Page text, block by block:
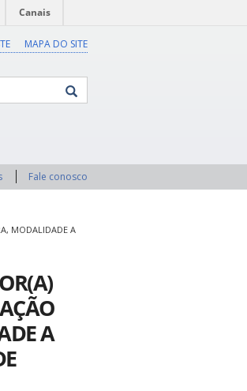
Canais
MAPA DO SITE
Fale conosco
MODALIDADE A
A